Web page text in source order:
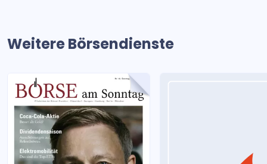
Weitere Börsendienste